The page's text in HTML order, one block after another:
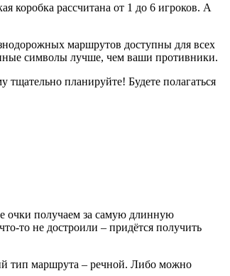
коробка рассчитана от 1 до 6 игроков. А
маршрутов доступны для всех
символы лучше, чем ваши противники.
планируйте! Будете полагаться
очки получаем за самую длинную
то не достроили – придётся получить
тип маршрута – речной. Либо можно